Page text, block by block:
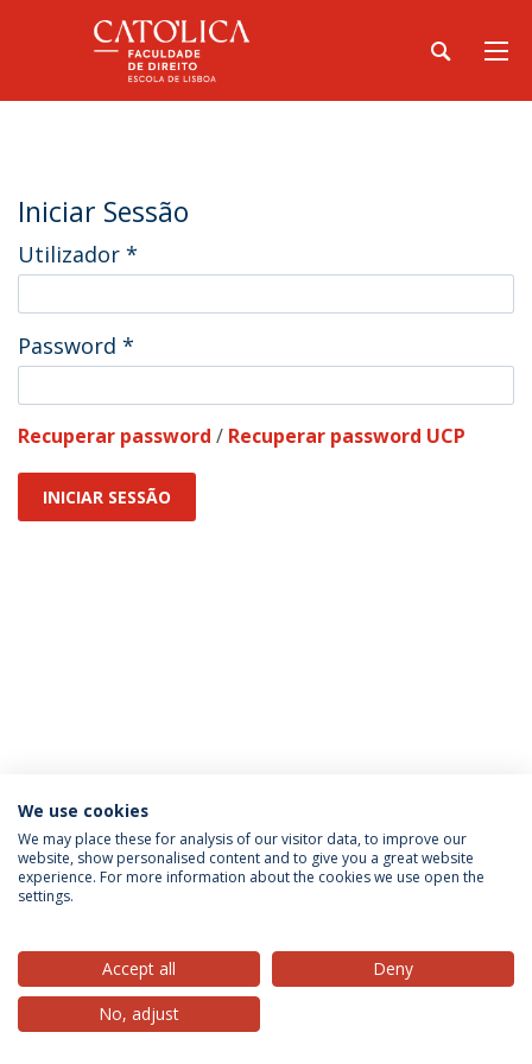
Iniciar Sessão
Utilizador *
Password *
Recuperar password / Recuperar password UCP
INICIAR SESSÃO
Política de Privacidade
Termos & Condições
Direitos do Titular dos Dados
© 2026 Universidade Católica Portuguesa
We use cookies
We may place these for analysis of our visitor data, to improve our
website, show personalised content and to give you a great website
experience. For more information about the cookies we use open the
settings.
Accept all
Deny
No, adjust